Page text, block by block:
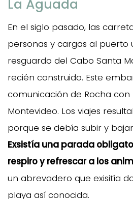
La Aguada
En el siglo pasado, las
personas y cargas al puerto
resguardo del Cabo Santa
recién construido. Este
comunicación de Rocha con
Montevideo. Los viajes
porque se debía subir y
Exsistía una parada
respiro y refrescar a los
un abrevadero que exisitía
playa así conocida.